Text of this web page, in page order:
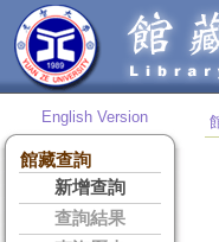
English Version
館藏查詢
新增查詢
查詢結果